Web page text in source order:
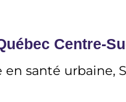
Centre-
santé urbaine,